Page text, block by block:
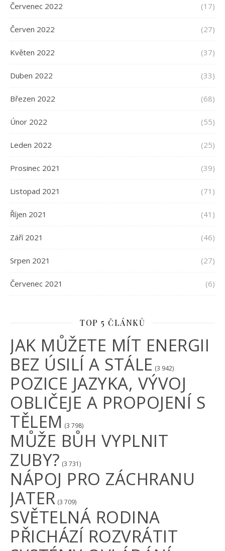
Červenec 2022 (17)
Červen 2022 (27)
Květen 2022 (37)
Duben 2022 (33)
Březen 2022 (68)
Únor 2022 (55)
Leden 2022 (25)
Prosinec 2021 (39)
Listopad 2021 (71)
Říjen 2021 (41)
Září 2021 (46)
Srpen 2021 (27)
Červenec 2021 (6)
TOP 5 ČLÁNKŮ
JAK MŮŽETE MÍT ENERGII
BEZ ÚSILÍ A STÁLE (3 942)
POZICE JAZYKA, VÝVOJ
OBLIČEJE A PROPOJENÍ S
TĚLEM (3 798)
MŮŽE BŮH VYPLNIT
ZUBY? (3 731)
NÁPOJ PRO ZÁCHRANU
JATER (3 709)
SVĚTELNÁ RODINA
PŘICHÁZÍ ROZVRÁTIT